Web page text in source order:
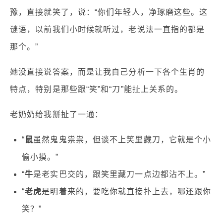
豫，直接就笑了，说：“你们年轻人，净琢磨这些。这
谜语，以前我们小时候就听过，老说法一直指的都是
那个。”
她没直接说答案，而是让我自己分析一下各个生肖的
特点，特别是那些跟“笑”和“刀”能扯上关系的。
老奶奶给我掰扯了一通：
“鼠虽然鬼鬼祟祟，但谈不上笑里藏刀，它就是个小
偷小摸。”
“牛是老实巴交的，跟笑里藏刀一点边都沾不上。”
“老虎是明着来的，要吃你就直接扑上去，哪还跟你
笑？”